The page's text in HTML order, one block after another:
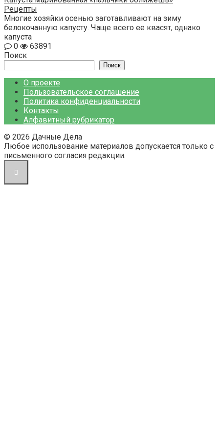
Рецепты
Многие хозяйки осенью заготавливают на зиму
белокочанную капусту. Чаще всего ее квасят, однако
капуста
0
63891
Поиск
Поиск
О проекте
Пользовательское соглашение
Политика конфиденциальности
Контакты
Алфавитный рубрикатор
© 2026 Дачные Дела
Любое использование материалов допускается только с
письменного согласия редакции.